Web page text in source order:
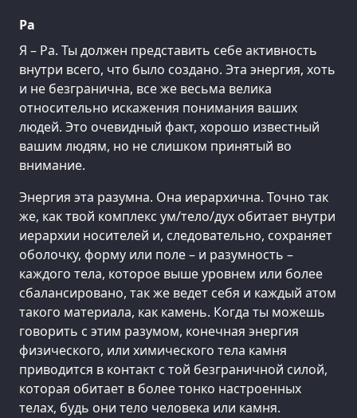
Ра
Я – Ра. Ты должен представить себе активность
внутри всего, что было создано. Эта энергия, хоть
и не безгранична, все же весьма велика
относительно искажения понимания ваших
людей. Это очевидный факт, хорошо известный
вашим людям, но не слишком принятый во
внимание.
Энергия эта разумна. Она иерархична. Точно так
же, как твой комплекс ум/тело/дух обитает внутри
иерархии носителей и, следовательно, сохраняет
оболочку, форму или поле – и разумность –
каждого тела, которое выше уровнем или более
сбалансировано, так же ведет себя и каждый атом
такого материала, как камень. Когда ты можешь
говорить с этим разумом, конечная энергия
физического, или химического тела камня
приводится в контакт с той безграничной силой,
которая обитает в более тонко настроенных
телах, будь они тело человека или камня.